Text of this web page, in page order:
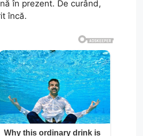
în prezent. De curând,
încă.